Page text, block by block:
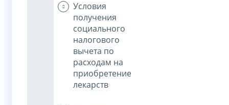
Условия
получения
социального
налогового
вычета по
расходам на
приобретение
лекарств